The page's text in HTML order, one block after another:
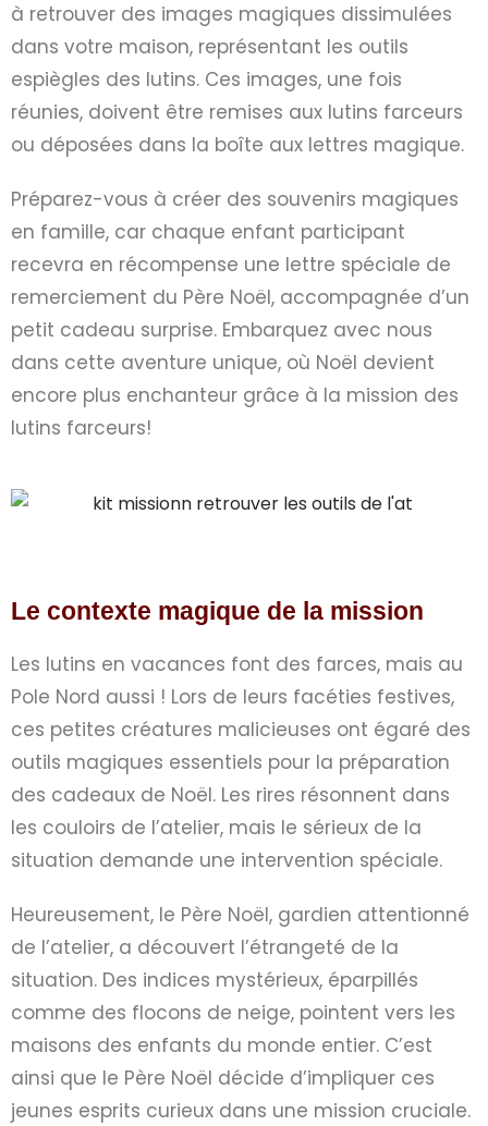
à retrouver des images magiques dissimulées
dans votre maison, représentant les outils
espiègles des lutins. Ces images, une fois
réunies, doivent être remises aux lutins farceurs
ou déposées dans la boîte aux lettres magique.
Préparez-vous à créer des souvenirs magiques
en famille, car chaque enfant participant
recevra en récompense une lettre spéciale de
remerciement du Père Noël, accompagnée d’un
petit cadeau surprise. Embarquez avec nous
dans cette aventure unique, où Noël devient
encore plus enchanteur grâce à la mission des
lutins farceurs!
Le contexte magique de la mission
Les lutins en vacances font des farces, mais au
Pole Nord aussi ! Lors de leurs facéties festives,
ces petites créatures malicieuses ont égaré des
outils magiques essentiels pour la préparation
des cadeaux de Noël. Les rires résonnent dans
les couloirs de l’atelier, mais le sérieux de la
situation demande une intervention spéciale.
Heureusement, le Père Noël, gardien attentionné
de l’atelier, a découvert l’étrangeté de la
situation. Des indices mystérieux, éparpillés
comme des flocons de neige, pointent vers les
maisons des enfants du monde entier. C’est
ainsi que le Père Noël décide d’impliquer ces
jeunes esprits curieux dans une mission cruciale.